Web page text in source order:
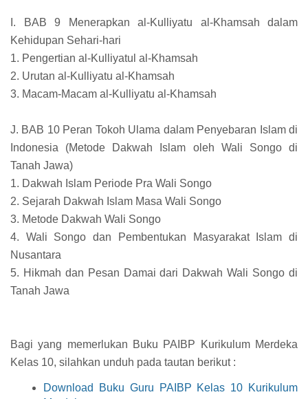
I. BAB 9 Menerapkan al-Kulliyatu al-Khamsah dalam
Kehidupan Sehari-hari
1. Pengertian al-Kulliyatul al-Khamsah
2. Urutan al-Kulliyatu al-Khamsah
3. Macam-Macam al-Kulliyatu al-Khamsah
J. BAB 10 Peran Tokoh Ulama dalam Penyebaran Islam di
Indonesia (Metode Dakwah Islam oleh Wali Songo di
Tanah Jawa)
1. Dakwah Islam Periode Pra Wali Songo
2. Sejarah Dakwah Islam Masa Wali Songo
3. Metode Dakwah Wali Songo
4. Wali Songo dan Pembentukan Masyarakat Islam di
Nusantara
5. Hikmah dan Pesan Damai dari Dakwah Wali Songo di
Tanah Jawa
Bagi yang memerlukan Buku PAIBP Kurikulum Merdeka
Kelas 10, silahkan unduh pada tautan berikut :
Download Buku Guru PAIBP Kelas 10 Kurikulum